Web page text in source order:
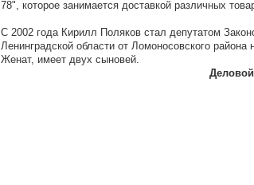
78", которое занимается доставкой различных
С 2002 года Кирилл Поляков стал депутатом
Ленинградской области от Ломоносовского района
Женат, имеет двух сыновей.
Деловой